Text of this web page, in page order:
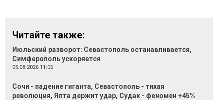
Читайте также:
Июльский разворот: Севастополь останавливается,
Симферополь ускоряется
05.08.2026 11:06
Сочи - падение гиганта, Севастополь - тихая
революция, Ялта держит удар, Судак - феномен +45%